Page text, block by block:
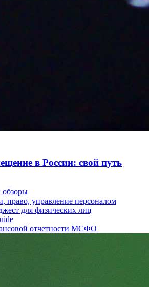
в России: свой путь
обзоры
право, управление персоналом
для физических лиц
отчетности МСФО